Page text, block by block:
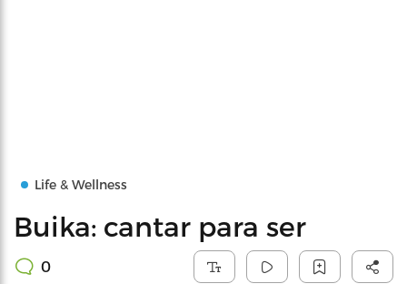
Life & Wellness
Buika: cantar para ser
0